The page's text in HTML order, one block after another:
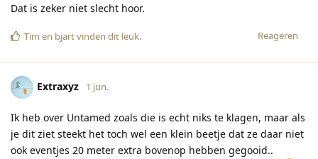
Dat is zeker niet slecht hoor.
Reageren
Tim en bjartvinden dit leuk.
Extraxyz 1 jun.
Ik heb over Untamed zoals die is echt niks te klagen, maar als
je dit ziet steekt het toch wel een klein beetje dat ze daar niet
ook eventjes 20 meter extra bovenop hebben gegooid..